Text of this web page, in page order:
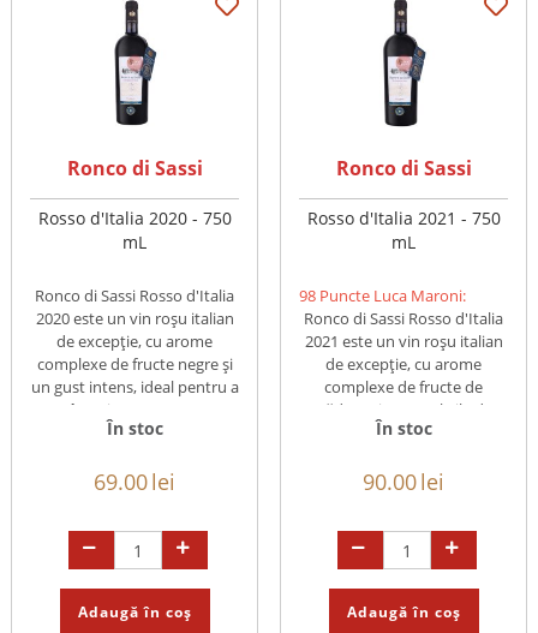
Ronco di Sassi
Rosso d'Italia 2020 - 750
mL
Ronco di Sassi Rosso d'Italia
2020 este un vin roșu italian
de excepție, cu arome
complexe de fructe negre și
un gust intens, ideal pentru a
însoți preparate ...
În stoc
69.00lei
Adaugă în coș
Ronco di Sassi
Rosso d'Italia 2021 - 750
mL
98 Puncte Luca Maroni:
Ronco di Sassi Rosso d'Italia
2021 este un vin roșu italian
de excepție, cu arome
complexe de fructe de
pădure și note subtile de
cacao ...
În stoc
90.00lei
Adaugă în coș